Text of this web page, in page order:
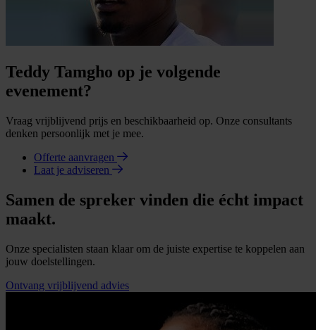
Teddy Tamgho op je volgende
evenement?
Vraag vrijblijvend prijs en beschikbaarheid op. Onze consultants
denken persoonlijk met je mee.
Offerte aanvragen
Laat je adviseren
Samen de spreker vinden die écht impact
maakt.
Onze specialisten staan klaar om de juiste expertise te koppelen aan
jouw doelstellingen.
Ontvang vrijblijvend advies